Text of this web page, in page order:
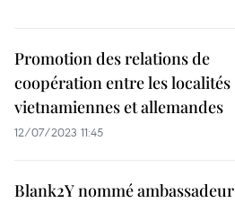
Promotion des relations de
coopération entre les localités
vietnamiennes et allemandes
12/07/2023 11:45
Blank2Y nommé ambassadeur